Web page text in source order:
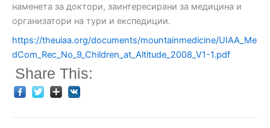
наменета за доктори, заинтересирани за медицина и
организатори на тури и експедиции.
https://theuiaa.org/documents/mountainmedicine/UIAA_Me
dCom_Rec_No_9_Children_at_Altitude_2008_V1-1.pdf
Share This: